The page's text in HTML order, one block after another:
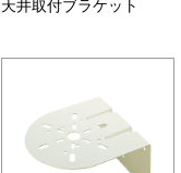
天井取付ブラケット